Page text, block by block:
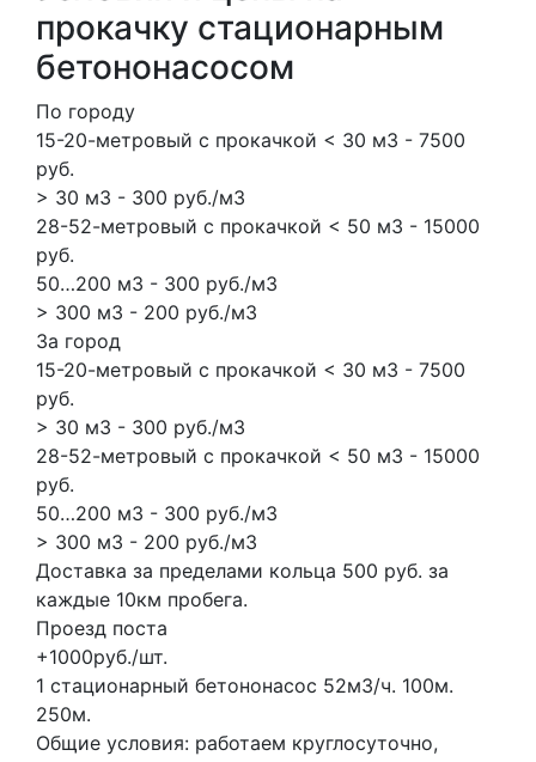
прокачку стационарным
бетононасосом
По городу
15-20-метровый с прокачкой < 30 м3 - 7500
руб.
> 30 м3 - 300 руб./м3
28-52-метровый с прокачкой < 50 м3 - 15000
руб.
50…200 м3 - 300 руб./м3
> 300 м3 - 200 руб./м3
За город
15-20-метровый с прокачкой < 30 м3 - 7500
руб.
> 30 м3 - 300 руб./м3
28-52-метровый с прокачкой < 50 м3 - 15000
руб.
50…200 м3 - 300 руб./м3
> 300 м3 - 200 руб./м3
Доставка за пределами кольца 500 руб. за
каждые 10км пробега.
Проезд поста
+1000руб./шт.
1 стационарный бетононасос 52м3/ч. 100м.
250м.
Общие условия: работаем круглосуточно,